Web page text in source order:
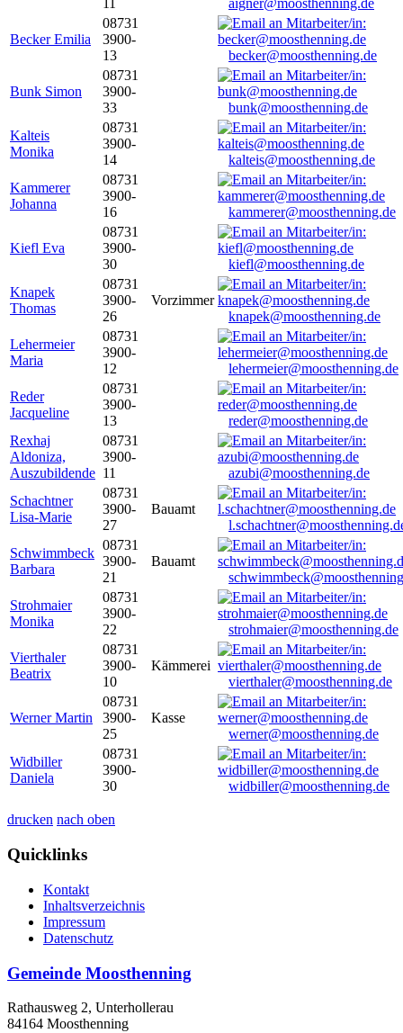
aigner@moosthenning.de
Becker Emilia
08731
3900-
13
becker@moosthenning.de
Bunk Simon
08731
3900-
33
bunk@moosthenning.de
Kalteis
Monika
08731
3900-
14
kalteis@moosthenning.de
Kammerer
Johanna
08731
3900-
16
kammerer@moosthenning.de
Kiefl Eva
08731
3900-
30
kiefl@moosthenning.de
Knapek
Thomas
08731
3900-
26
Vorzimmer
knapek@moosthenning.de
Lehermeier
Maria
08731
3900-
12
lehermeier@moosthenning.de
Reder
Jacqueline
08731
3900-
13
reder@moosthenning.de
Rexhaj
Aldoniza,
Auszubildende
08731
3900-
11
azubi@moosthenning.de
Schachtner
Lisa-Marie
08731
3900-
27
Bauamt
Schwimmbeck
Barbara
08731
3900-
21
Bauamt
Strohmaier
Monika
08731
3900-
22
strohmaier@moosthenning.de
Vierthaler
Beatrix
08731
3900-
10
Kämmerei
vierthaler@moosthenning.de
Werner Martin
08731
3900-
25
Kasse
werner@moosthenning.de
Widbiller
Daniela
08731
3900-
30
widbiller@moosthenning.de
drucken nach oben
Quicklinks
Kontakt
Inhaltsverzeichnis
Impressum
Datenschutz
Gemeinde Moosthenning
Rathausweg 2, Unterhollerau
84164 Moosthenning